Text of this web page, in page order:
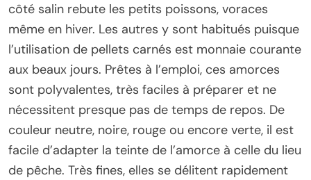
côté salin rebute les petits poissons, voraces
même en hiver. Les autres y sont habitués puisque
l’utilisation de pellets carnés est monnaie courante
aux beaux jours. Prêtes à l’emploi, ces amorces
sont polyvalentes, très faciles à préparer et ne
nécessitent presque pas de temps de repos. De
couleur neutre, noire, rouge ou encore verte, il est
facile d’adapter la teinte de l’amorce à celle du lieu
de pêche. Très fines, elles se délitent rapidement